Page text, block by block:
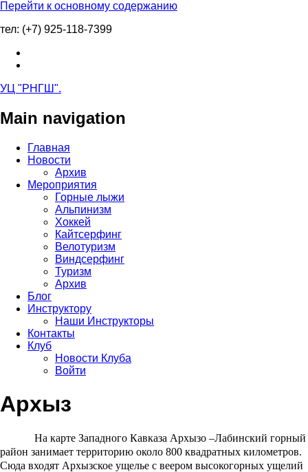
Перейти к основному содержанию
тел: (+7) 925-118-7399
УЦ "РНГШ".
Main navigation
Главная
Новости
Архив
Мероприятия
Горные лыжи
Альпинизм
Хоккей
Кайтсерфинг
Велотуризм
Виндсерфинг
Туризм
Архив
Блог
Инструктору
Наши Инструкторы
Контакты
Клуб
Новости Клуба
Войти
Архыз
На карте Западного Кавказа Архызо –Лабинский горный
район занимает территорию около 800 квадратных километров.
Сюда входят Архызское ущелье с веером высокогорных ущелий